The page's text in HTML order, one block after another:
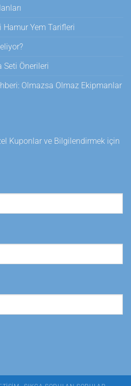
Hamur Yem Tarifleri
Seti Önerileri
Olmazsa Olmaz Ekipmanlar
Kuponlar ve Bilgilendirmek için